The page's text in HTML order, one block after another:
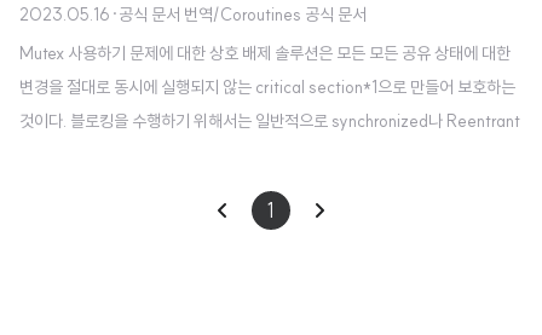
2023.05.16 ·공식 문서 번역/Coroutines 공식 문서
Mutex 사용하기 문제에 대한 상호 배제 솔루션은 모든 모든 공유 상태에 대한
변경을 절대로 동시에 실행되지 않는 critical section*1으로 만들어 보호하는
것이다. 블로킹을 수행하기 위해서는 일반적으로 synchronized나 Reentrant
ection을 구분하기 위한 lock과 unlock 함수를 가진다. 중요한 차이점은 Mute
xt.lock()이 일시중단 함수라는 것이다. 이는 Thread를 블록하지 않는다. mut
1